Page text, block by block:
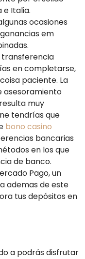
Italia.
ocasiones
em
transferencia
en completarse,
paciente. La
asesoramiento
muy
tendrías que
bono casino
bancarias
en los que
de banco.
Pago, un
ademas de este
tus depósitos en
a podrás disfrutar